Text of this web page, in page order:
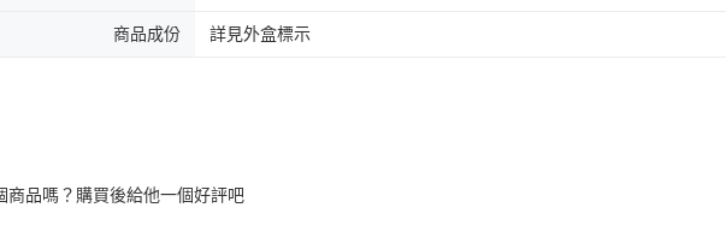
商品成份 詳見外盒標示
商品嗎？購買後給他一個好評吧